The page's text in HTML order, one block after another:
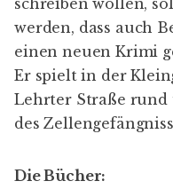
werden, dass auch
einen neuen Krimi
Er spielt in der
Lehrter Straße
des
Die Bücher: